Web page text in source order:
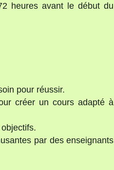
heures avant le début du
pour réussir.
créer un cours adapté à
par des enseignants